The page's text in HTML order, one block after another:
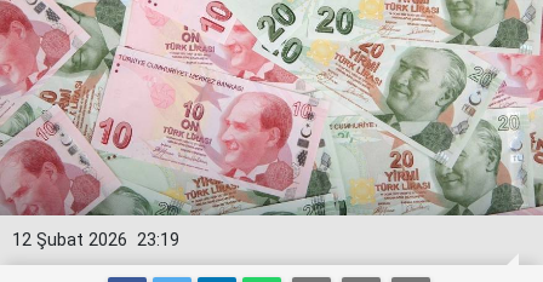
23:19
12 Şubat 2026